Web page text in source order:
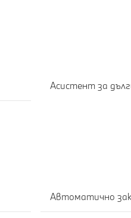
Асистент за
Автоматично